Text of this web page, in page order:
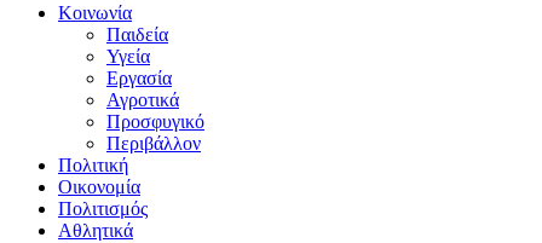
Κοινωνία
Παιδεία
Υγεία
Εργασία
Αγροτικά
Προσφυγικό
Περιβάλλον
Πολιτική
Οικονομία
Πολιτισμός
Αθλητικά